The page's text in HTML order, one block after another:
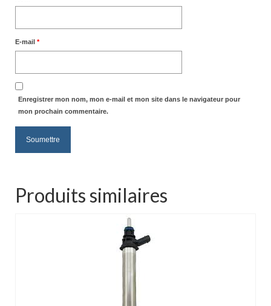
E-mail *
Enregistrer mon nom, mon e-mail et mon site dans le navigateur pour
mon prochain commentaire.
Produits similaires